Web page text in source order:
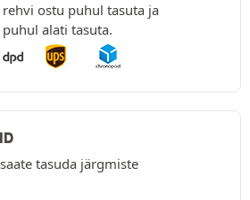
ostu puhul tasuta ja
alati tasuta.
tasuda järgmiste